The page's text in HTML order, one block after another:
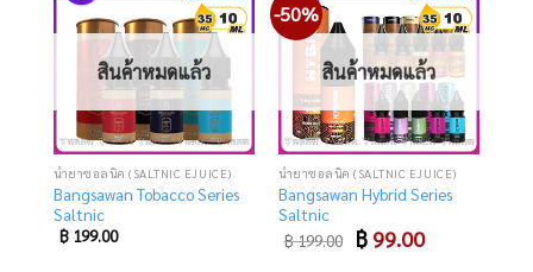
Add
to
wishlist
สินค้าหมดแล้ว
น้ำยาซอลนิค (SALTNIC EJUICE)
Bangsawan Tobacco Series
Saltnic
฿199.00
-50%
Add
to
wishlist
สินค้าหมดแล้ว
น้ำยาซอลนิค (SALTNIC EJUICE)
Bangsawan Hybrid Series
Saltnic
฿199.00 Original
price
฿ 99.00Current
price